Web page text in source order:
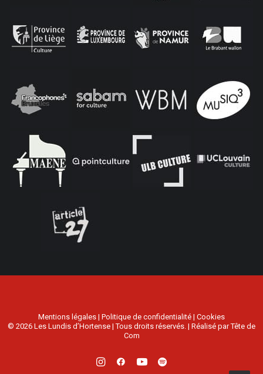
Mentions légales | Politique de confidentialité | Cookies
© 2026 Les Lundis d’Hortense | Tous droits réservés. | Réalisé parTête de
Com